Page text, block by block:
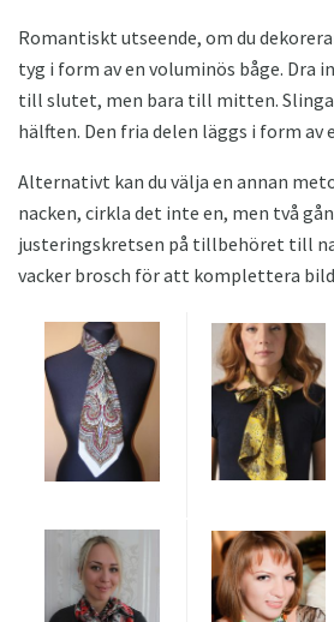
Romantiskt utseende, om du
tyg i form av en voluminös båge. Dra
till slutet, men bara till mitten.
hälften. Den fria delen läggs i form av
Alternativt kan du välja en annan
nacken, cirkla det inte en, men två
justeringskretsen på tillbehöret till
vacker brosch för att komplettera